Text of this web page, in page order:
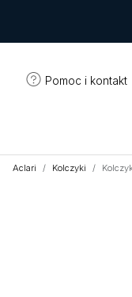
Pomoc i kontakt
Aclari Kolczyki